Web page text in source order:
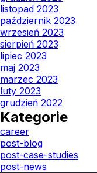
listopad 2023
październik 2023
wrzesień 2023
sierpień 2023
lipiec 2023
maj 2023
marzec 2023
luty 2023
grudzień 2022
Kategorie
career
post-blog
post-case-studies
post-news